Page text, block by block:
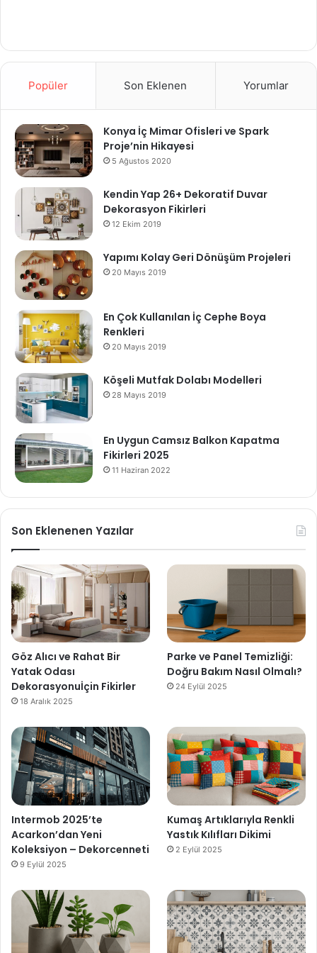
Popüler Son Eklenen Yorumlar
Konya İç Mimar Ofisleri ve Spark
Proje’nin Hikayesi
5 Ağustos 2020
Kendin Yap 26+ Dekoratif Duvar
Dekorasyon Fikirleri
12 Ekim 2019
Yapımı Kolay Geri Dönüşüm Projeleri
20 Mayıs 2019
En Çok Kullanılan İç Cephe Boya
Renkleri
20 Mayıs 2019
Köşeli Mutfak Dolabı Modelleri
28 Mayıs 2019
En Uygun Camsız Balkon Kapatma
Fikirleri 2025
11 Haziran 2022
Son Eklenenen Yazılar
Göz Alıcı ve Rahat Bir
Yatak Odası
Dekorasyonuİçin Fikirler
18 Aralık 2025
Parke ve Panel Temizliği:
Doğru Bakım Nasıl Olmalı?
24 Eylül 2025
Intermob 2025’te
Acarkon’dan Yeni
Koleksiyon – Dekorcenneti
9 Eylül 2025
Kumaş Artıklarıyla Renkli
Yastık Kılıfları Dikimi
2 Eylül 2025